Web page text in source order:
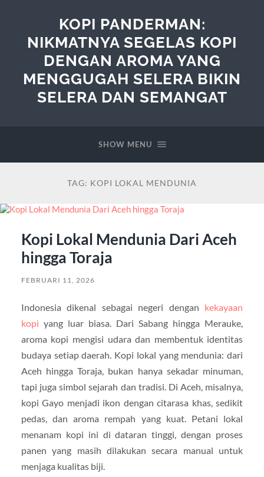
KOPI PANDERMAN:
NIKMATNYA SEGELAS KOPI
DENGAN AROMA YANG
MENGGUGAH SELERA BIKIN
SELERA DAN SEMANGAT
SHOW MENU
TAG: KOPI LOKAL MENDUNIA
Kopi Lokal Mendunia Dari Aceh
hingga Toraja
FEBRUARI 11, 2026
Indonesia dikenal sebagai negeri dengan kekayaan
kopi yang luar biasa. Dari Sabang hingga Merauke,
aroma kopi mengisi udara dan membentuk identitas
budaya setiap daerah. Kopi lokal yang mendunia: dari
Aceh hingga Toraja, bukan hanya sekadar minuman,
tapi juga simbol sejarah dan tradisi. Di Aceh, misalnya,
kopi Gayo menjadi ikon dengan citarasa khas, sedikit
pedas, dan aroma rempah yang kuat. Petani lokal
menanam kopi ini di dataran tinggi, dengan proses
panen yang masih dilakukan secara manual untuk
menjaga kualitas biji.